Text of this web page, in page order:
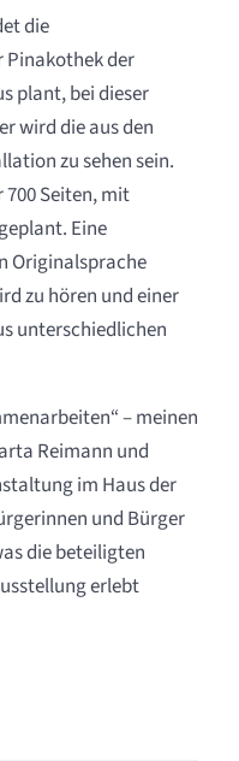
die
der
plant, bei dieser
wird die aus den
zu sehen sein.
Seiten, mit
Eine
Originalsprache
zu hören und einer
unterschiedlichen
– meinen
Reimann und
im Haus der
und Bürger
die beteiligten
erlebt